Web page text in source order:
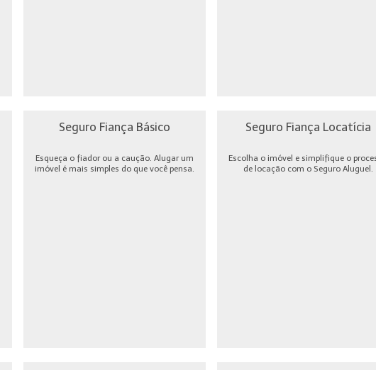
Seguro Fiança Básico
Esqueça o fiador ou a caução. Alugar um
imóvel é mais simples do que você pensa.
Seguro Fiança Locatícia
Escolha o imóvel e simplifique o
de locação com o Seguro Aluguel.